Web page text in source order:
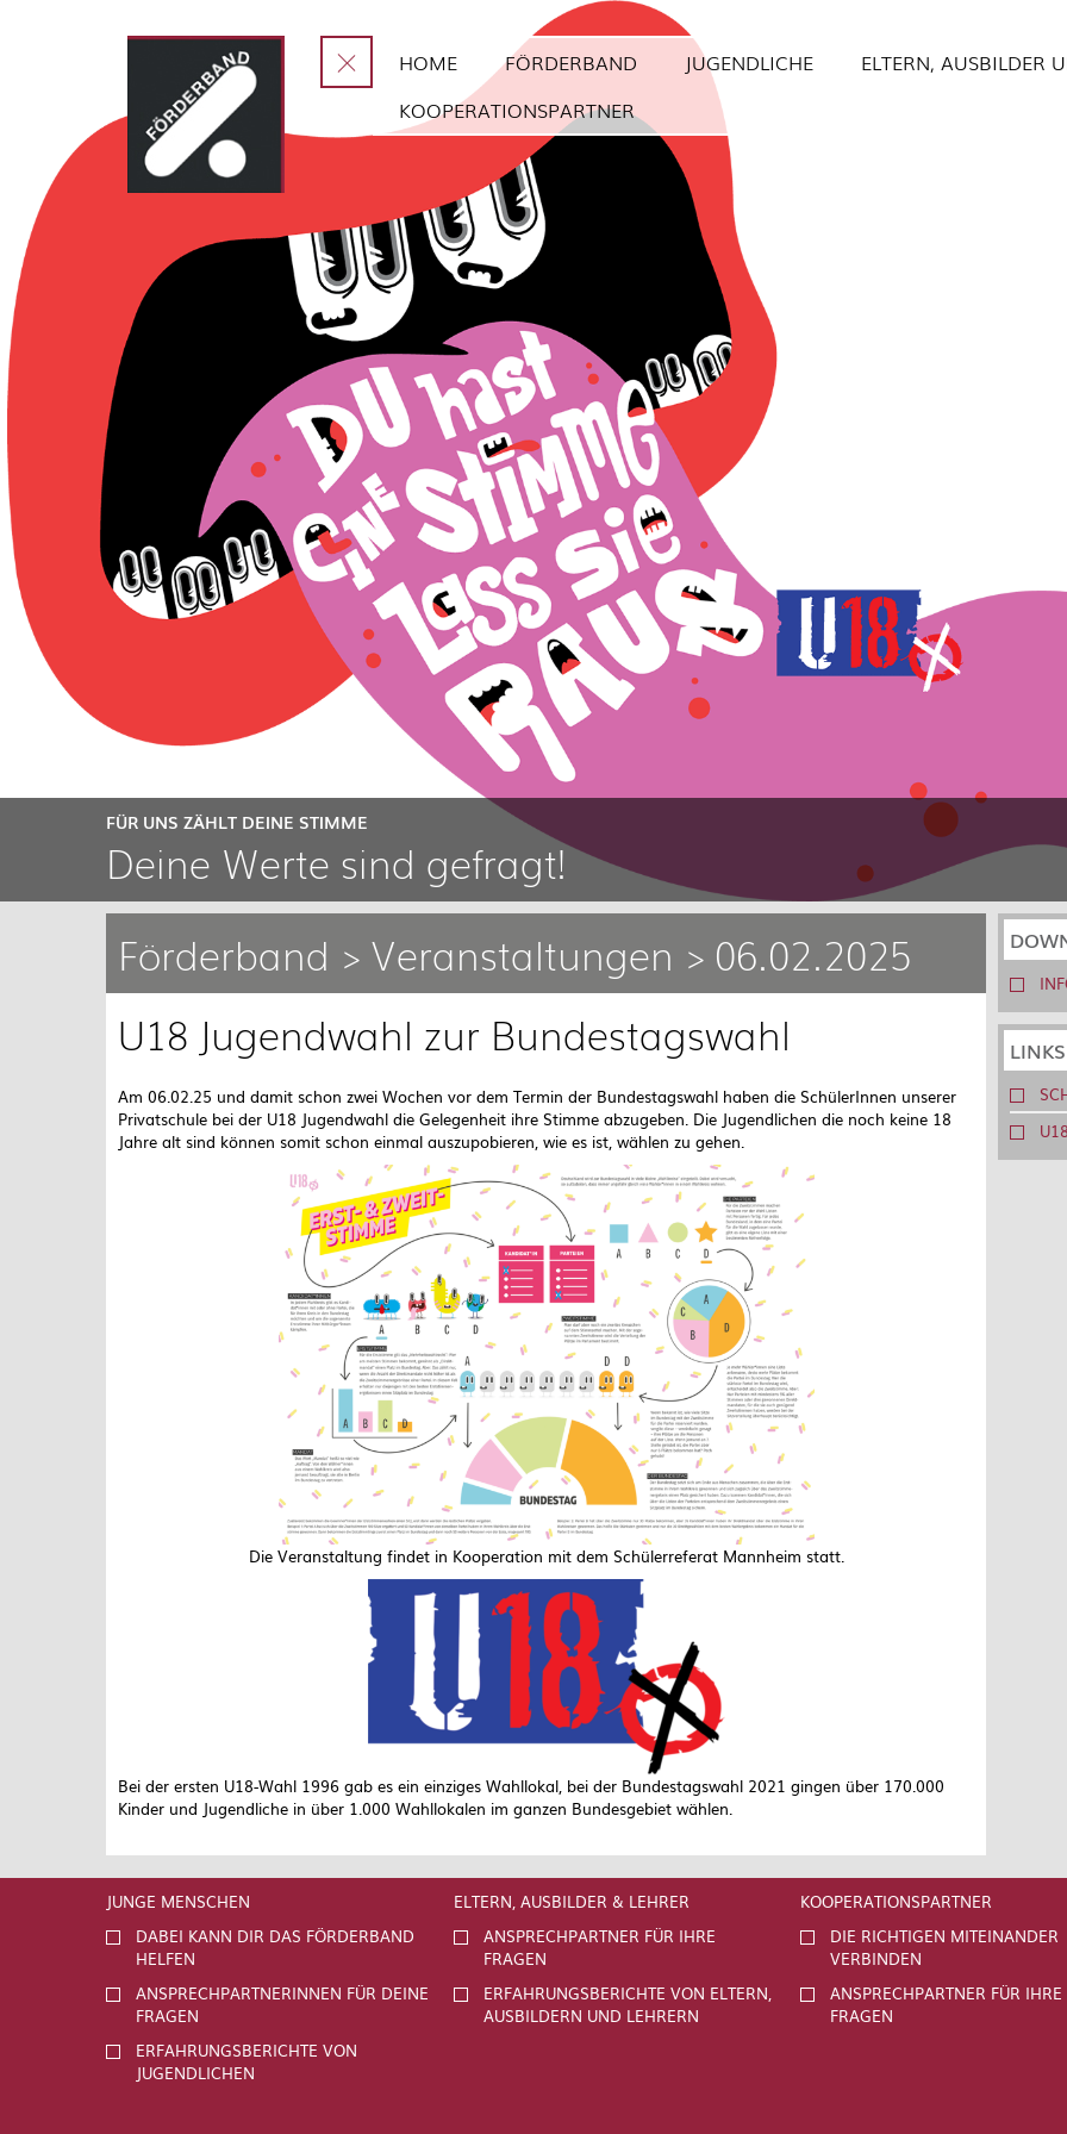
HOME FÖRDERBAND JUGENDLICHE
ELTERN, AUSBILDER
KOOPERATIONSPARTNER
FÜR UNS ZÄHLT DEINE STIMME
Deine Werte sind gefragt!
Förderband > Veranstaltungen > 06.02.2025
U18 Jugendwahl zur Bundestagswahl
Am 06.02.25 und damit schon zwei Wochen vor dem Termin der Bundestagswahl haben die SchülerInnen unserer
Privatschule bei der U18 Jugendwahl die Gelegenheit ihre Stimme abzugeben. Die Jugendlichen die noch keine 18
Jahre alt sind können somit schon einmal auszupobieren, wie es ist, wählen zu gehen.
Die Veranstaltung findet in Kooperation mit dem Schülerreferat Mannheim statt.
Bei der ersten U18-Wahl 1996 gab es ein einziges Wahllokal, bei der Bundestagswahl 2021 gingen über 170.000
Kinder und Jugendliche in über 1.000 Wahllokalen im ganzen Bundesgebiet wählen.
JUNGE MENSCHEN
DABEI KANN DIR DAS FÖRDERBAND
HELFEN
ANSPRECHPARTNERINNEN FÜR DEINE
FRAGEN
ERFAHRUNGSBERICHTE VON
JUGENDLICHEN
ELTERN, AUSBILDER & LEHRER
ANSPRECHPARTNER FÜR IHRE
FRAGEN
ERFAHRUNGSBERICHTE VON ELTERN,
AUSBILDERN UND LEHRERN
KOOPERATIONSPARTNER
DIE RICHTIGEN MITEINANDER
VERBINDEN
ANSPRECHPARTNER FÜR IHRE
FRAGEN